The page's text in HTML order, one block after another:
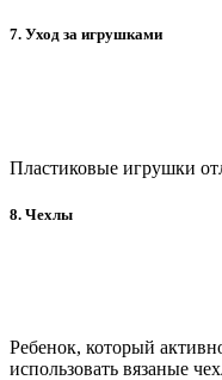
7. Уход за игрушками
Пластиковые игрушки
8. Чехлы
Ребенок, который
использовать вязаные